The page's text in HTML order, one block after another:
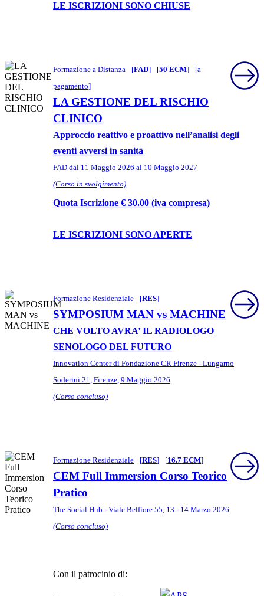
LE ISCRIZIONI SONO CHIUSE
Formazione a Distanza [FAD] [50 ECM]
[a
pagamento]
LA GESTIONE DEL RISCHIO
CLINICO
Approccio reattivo e proattivo nell’analisi degli
eventi avversi in sanità
FAD dal 11 Maggio 2026 al 10 Maggio 2027
(Corso in svolgimento)
Quota Iscrizione € 30.00 (iva compresa)
LE ISCRIZIONI SONO APERTE
Formazione Residenziale [RES]
SYMPOSIUM MAN vs MACHINE
CHE VOLTO AVRA’ IL RADIOLOGO
SENOLOGO DEL FUTURO
Innovation Center di Fondazione CR Firenze - Lungarno
Soderini 21, Firenze, 9 Maggio 2026
(Corso concluso)
Formazione Residenziale [RES] [16.7 ECM]
CEM Full Immersion Corso Teorico
Pratico
The Social Hub - Viale Belfiore 55, 13 - 14 Marzo 2026
(Corso concluso)
Con il patrocinio di: